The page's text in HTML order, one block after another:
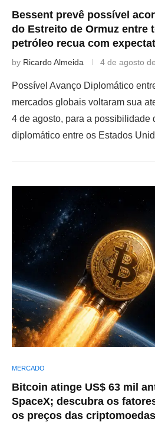
Bessent prevê possível
do Estreito de Ormuz entre
petróleo recua com
by Ricardo Almeida 4 de agosto
Possível Avanço Diplomático
mercados globais voltaram sua
4 de agosto, para a possibilidade
diplomático entre os Estados
MERCADO
Bitcoin atinge US$ 63 mil
SpaceX; descubra os
os preços das